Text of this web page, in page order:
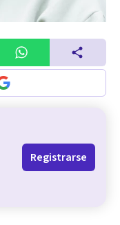
Registrarse